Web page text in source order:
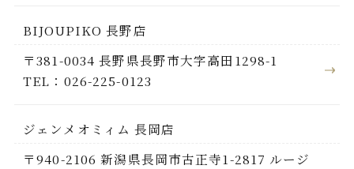
BIJOUPIKO 長野店
〒381-0034 長野県長野市大字高田1298-1
TEL：026-225-0123
ジェンメオミィム 長岡店
〒940-2106 新潟県長岡市古正寺1-2817 ルージ